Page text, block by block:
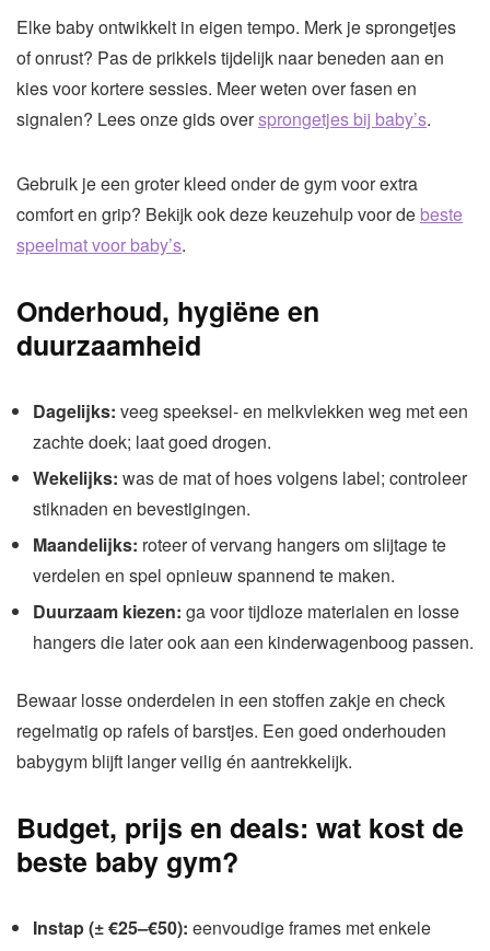
Elke baby ontwikkelt in eigen tempo. Merk je sprongetjes
of onrust? Pas de prikkels tijdelijk naar beneden aan en
kies voor kortere sessies. Meer weten over fasen en
signalen? Lees onze gids oversprongetjes bij baby’s.
Gebruik je een groter kleed onder de gym voor extra
comfort en grip? Bekijk ook deze keuzehulp voor de beste
speelmat voor baby’s.
Onderhoud, hygiëne en
duurzaamheid
Dagelijks: veeg speeksel- en melkvlekken weg met een
zachte doek; laat goed drogen.
Wekelijks: was de mat of hoes volgens label; controleer
stiknaden en bevestigingen.
Maandelijks: roteer of vervang hangers om slijtage te
verdelen en spel opnieuw spannend te maken.
Duurzaam kiezen: ga voor tijdloze materialen en losse
hangers die later ook aan een kinderwagenboog passen.
Bewaar losse onderdelen in een stoffen zakje en check
regelmatig op rafels of barstjes. Een goed onderhouden
babygym blijft langer veilig én aantrekkelijk.
Budget, prijs en deals: wat kost de
beste baby gym?
Instap (± €25–€50): eenvoudige frames met enkele